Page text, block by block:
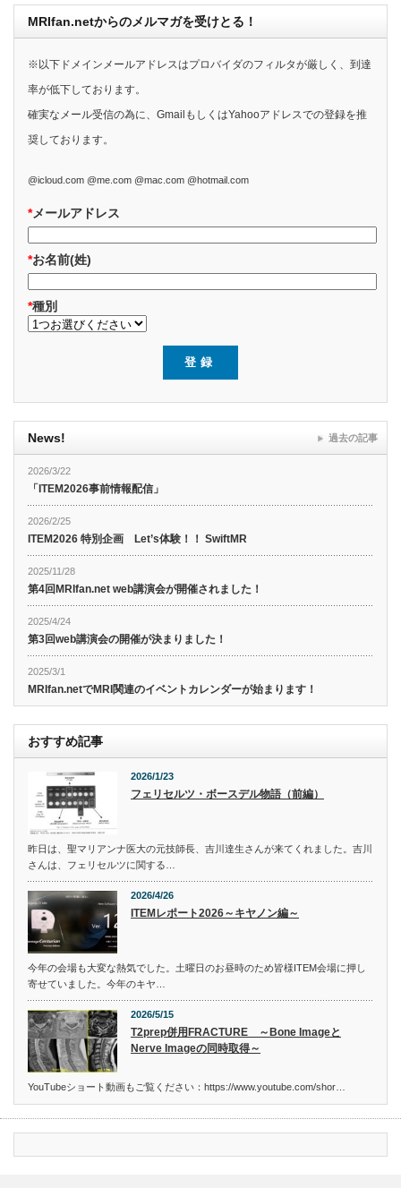
MRIfan.netからのメルマガを受けとる！
※以下ドメインメールアドレスはプロバイダのフィルタが厳しく、到達
率が低下しております。
確実なメール受信の為に、GmailもしくはYahooアドレスでの登録を推
奨しております。
@icloud.com @me.com @mac.com @hotmail.com
*メールアドレス
*お名前(姓)
*種別
News!
2026/3/22
「ITEM2026事前情報配信」
2026/2/25
ITEM2026 特別企画 Let’s体験！！ SwiftMR
2025/11/28
第4回MRIfan.net web講演会が開催されました！
2025/4/24
第3回web講演会の開催が決まりました！
2025/3/1
MRIfan.netでMRI関連のイベントカレンダーが始まります！
過去の記事
おすすめ記事
2026/1/23
フェリセルツ・ボースデル物語（前編）
昨日は、聖マリアンナ医大の元技師長、吉川達生さんが来てくれました。吉川
さんは、フェリセルツに関する…
2026/4/26
ITEMレポート2026～キヤノン編～
今年の会場も大変な熱気でした。土曜日のお昼時のため皆様ITEM会場に押し
寄せていました。今年のキヤ…
2026/5/15
T2prep併用FRACTURE ～Bone Imageと
Nerve Imageの同時取得～
YouTubeショート動画もご覧ください：https://www.youtube.com/shor…